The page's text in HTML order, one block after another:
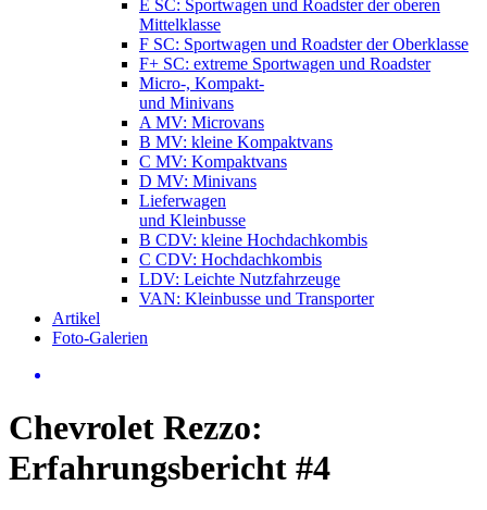
E SC: Sportwagen und Roadster der oberen
Mittelklasse
F SC: Sportwagen und Roadster der Oberklasse
F+ SC: extreme Sportwagen und Roadster
Micro-, Kompakt-
und Minivans
A MV: Microvans
B MV: kleine Kompaktvans
C MV: Kompaktvans
D MV: Minivans
Lieferwagen
und Kleinbusse
B CDV: kleine Hochdachkombis
C CDV: Hochdachkombis
LDV: Leichte Nutzfahrzeuge
VAN: Kleinbusse und Transporter
Artikel
Foto-Galerien
Chevrolet Rezzo:
Erfahrungsbericht #4